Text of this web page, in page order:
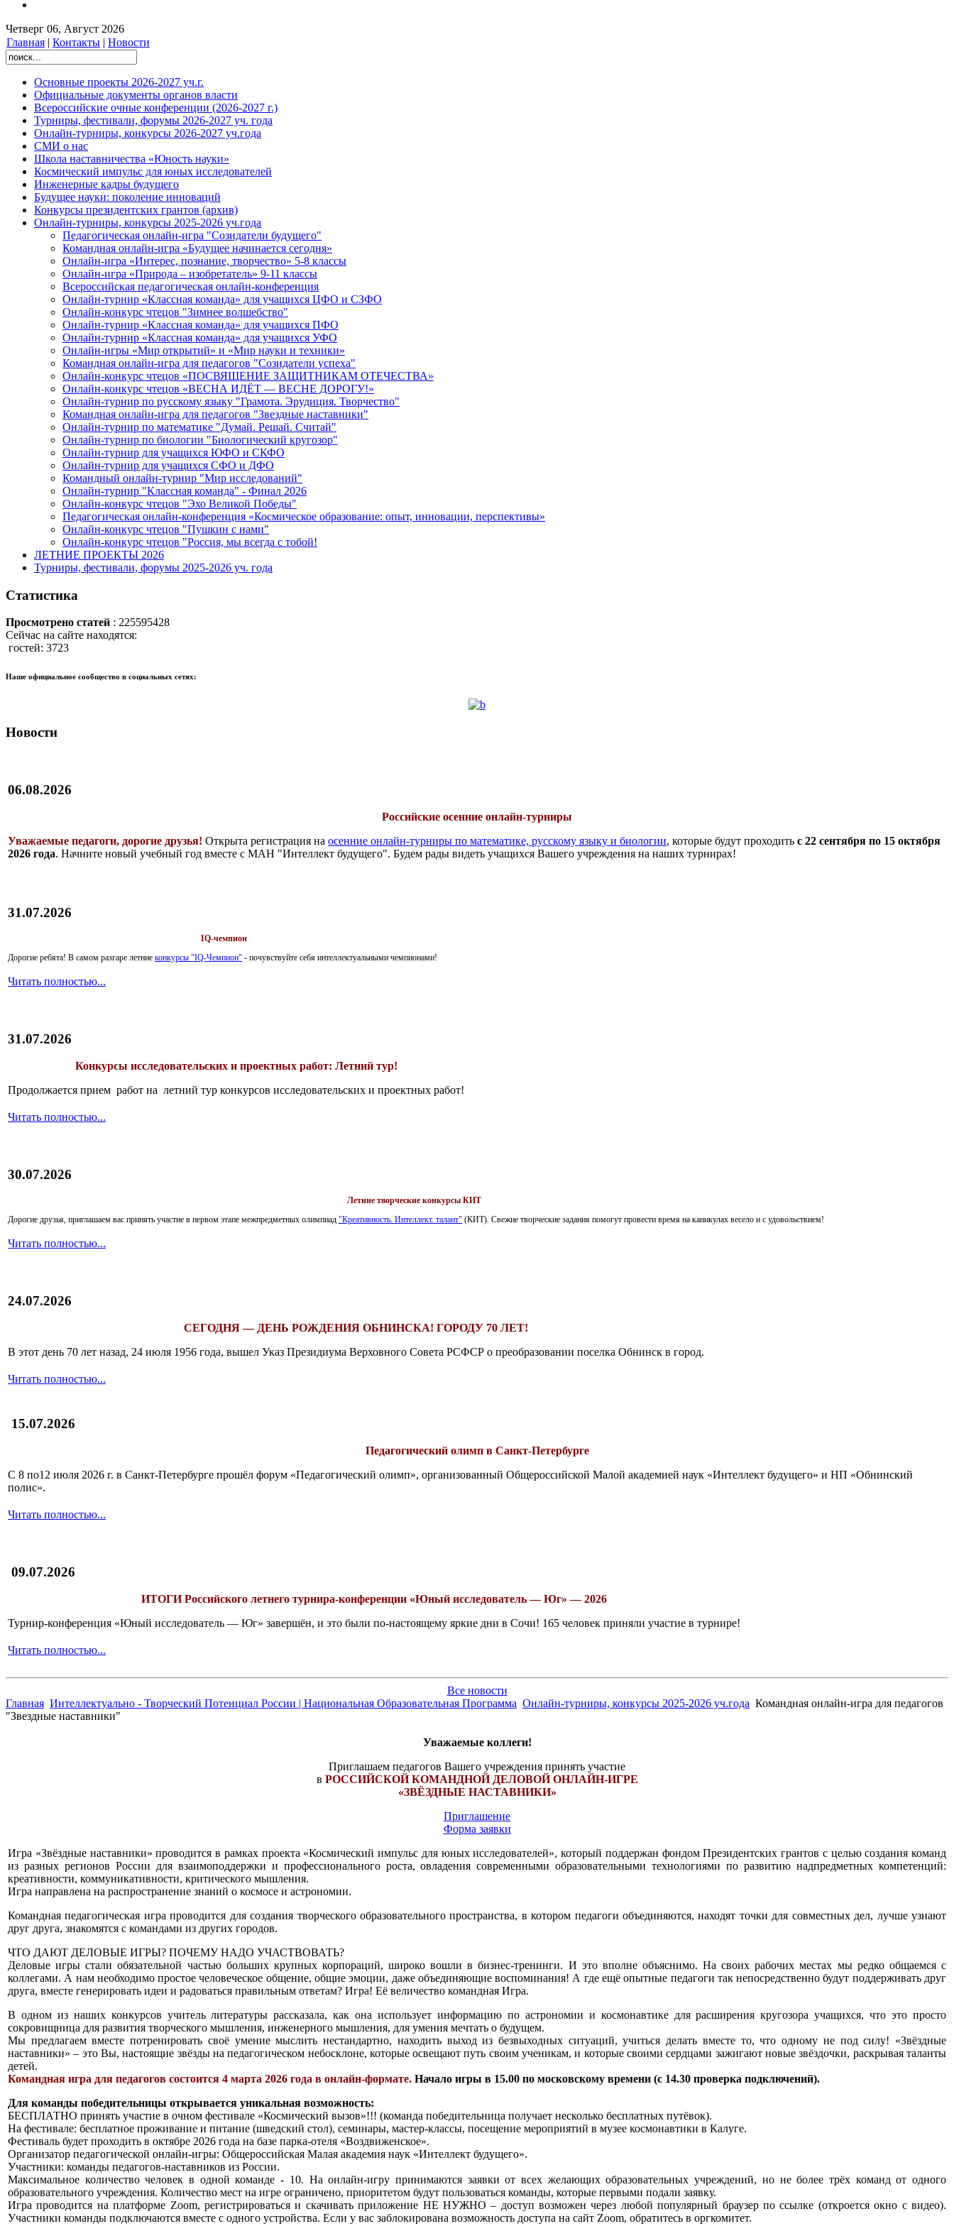
Четверг 06, Август 2026
Главная | Контакты | Новости
Основные проекты 2026-2027 уч.г.
Официальные документы органов власти
Всероссийские очные конференции (2026-2027 г.)
Турниры, фестивали, форумы 2026-2027 уч. года
Онлайн-турниры, конкурсы 2026-2027 уч.года
СМИ о нас
Школа наставничества «Юность науки»
Космический импульс для юных исследователей
Инженерные кадры будущего
Будущее науки: поколение инноваций
Конкурсы президентских грантов (архив)
Онлайн-турниры, конкурсы 2025-2026 уч.года
Педагогическая онлайн-игра "Созидатели будущего"
Командная онлайн-игра «Будущее начинается сегодня»
Онлайн-игра «Интерес, познание, творчество» 5-8 классы
Онлайн-игра «Природа – изобретатель» 9-11 классы
Всероссийская педагогическая онлайн-конференция
Онлайн-турнир «Классная команда» для учащихся ЦФО и СЗФО
Онлайн-конкурс чтецов "Зимнее волшебство"
Онлайн-турнир «Классная команда» для учащихся ПФО
Онлайн-турнир «Классная команда» для учащихся УФО
Онлайн-игры «Мир открытий» и «Мир науки и техники»
Командная онлайн-игра для педагогов "Созидатели успеха"
Онлайн-конкурс чтецов «ПОСВЯЩЕНИЕ ЗАЩИТНИКАМ ОТЕЧЕСТВА»
Онлайн-конкурс чтецов «ВЕСНА ИДЁТ — ВЕСНЕ ДОРОГУ!»
Онлайн-турнир по русскому языку "Грамота. Эрудиция. Творчество"
Командная онлайн-игра для педагогов "Звездные наставники"
Онлайн-турнир по математике "Думай. Решай. Считай"
Онлайн-турнир по биологии "Биологический кругозор"
Онлайн-турнир для учащихся ЮФО и СКФО
Онлайн-турнир для учащихся СФО и ДФО
Командный онлайн-турнир "Мир исследований"
Онлайн-турнир "Классная команда" - Финал 2026
Онлайн-конкурс чтецов "Эхо Великой Победы"
Педагогическая онлайн-конференция «Космическое образование: опыт, инновации, перспективы»
Онлайн-конкурс чтецов "Пушкин с нами"
Онлайн-конкурс чтецов "Россия, мы всегда с тобой!
ЛЕТНИЕ ПРОЕКТЫ 2026
Турниры, фестивали, форумы 2025-2026 уч. года
Статистика
Просмотрено статей : 225595428
Сейчас на сайте находятся:
гостей: 3723
Наше официальное сообщество в социальных сетях:
Новости
06.08.2026
Российские осенние онлайн-турниры
Уважаемые педагоги, дорогие друзья! Открыта регистрация на осенние онлайн-турниры по математике, русскому языку и биологии, которые будут проходить с 22 сентября по 15 октября
2026 года. Начните новый учебный год вместе с МАН "Интеллект будущего". Будем рады видеть учащихся Вашего учреждения на наших турнирах!
31.07.2026
IQ-чемпион
Дорогие ребята! В самом разгаре летние конкурсы "IQ-Чемпион" - почувствуйте себя интеллектуальными чемпионами!
Читать полностью...
31.07.2026
Конкурсы исследовательских и проектных работ: Летний тур!
Продолжается прием работ на летний тур конкурсов исследовательских и проектных работ!
Читать полностью...
30.07.2026
Летние творческие конкурсы КИТ
Дорогие друзья, приглашаем вас принять участие в первом этапе межпредметных олимпиад "Креативность. Интеллект. талант" (КИТ). Свежие творческие задания помогут провести время на каникулах весело и с удовольствием!
Читать полностью...
24.07.2026
СЕГОДНЯ — ДЕНЬ РОЖДЕНИЯ ОБНИНСКА! ГОРОДУ 70 ЛЕТ!
В этот день 70 лет назад, 24 июля 1956 года, вышел Указ Президиума Верховного Совета РСФСР о преобразовании поселка Обнинск в город.
Читать полностью...
15.07.2026
Педагогический олимп в Санкт-Петербурге
С 8 по12 июля 2026 г. в Санкт-Петербурге прошёл форум «Педагогический олимп», организованный Общероссийской Малой академией наук «Интеллект будущего» и НП «Обнинский
полис».
Читать полностью...
09.07.2026
ИТОГИРоссийского летнего турнира-конференции «Юный исследователь — Юг» — 2026
Турнир-конференция «Юный исследователь — Юг» завершён, и это были по-настоящему яркие дни в Сочи! 165 человек приняли участие в турнире!
Читать полностью...
Все новости
Главная Интеллектуально - Творческий Потенциал России | Национальная Образовательная Программа Онлайн-турниры, конкурсы 2025-2026 уч.года Командная онлайн-игра для педагогов
"Звездные наставники"
Уважаемые коллеги!
Приглашаем педагогов Вашего учреждения принять участие
в РОССИЙСКОЙ КОМАНДНОЙ ДЕЛОВОЙ ОНЛАЙН-ИГРЕ
«ЗВЁЗДНЫЕ НАСТАВНИКИ»
Приглашение
Форма заявки
Игра «Звёздные наставники» проводится в рамках проекта «Космический импульс для юных исследователей», который поддержан фондом Президентских грантов с целью создания команд
из разных регионов России для взаимоподдержки и профессионального роста, овладения современными образовательными технологиями по развитию надпредметных компетенций:
креативности, коммуникативности, критического мышления.
Игра направлена на распространение знаний о космосе и астрономии.
Командная педагогическая игра проводится для создания творческого образовательного пространства, в котором педагоги объединяются, находят точки для совместных дел, лучше узнают
друг друга, знакомятся с командами из других городов.
ЧТО ДАЮТ ДЕЛОВЫЕ ИГРЫ? ПОЧЕМУ НАДО УЧАСТВОВАТЬ?
Деловые игры стали обязательной частью больших крупных корпораций, широко вошли в бизнес-тренинги. И это вполне объяснимо. На своих рабочих местах мы редко общаемся с
коллегами. А нам необходимо простое человеческое общение, общие эмоции, даже объединяющие воспоминания! А где ещё опытные педагоги так непосредственно будут поддерживать друг
друга, вместе генерировать идеи и радоваться правильным ответам? Игра! Её величество командная Игра.
В одном из наших конкурсов учитель литературы рассказала, как она использует информацию по астрономии и космонавтике для расширения кругозора учащихся, что это просто
сокровищница для развития творческого мышления, инженерного мышления, для умения мечтать о будущем.
Мы предлагаем вместе потренировать своё умение мыслить нестандартно, находить выход из безвыходных ситуаций, учиться делать вместе то, что одному не под силу! «Звёздные
наставники» – это Вы, настоящие звёзды на педагогическом небосклоне, которые освещают путь своим ученикам, и которые своими сердцами зажигают новые звёздочки, раскрывая таланты
детей.
Командная игра для педагогов состоится 4 марта 2026 года в онлайн-формате. Начало игры в 15.00 по московскому времени (с 14.30 проверка подключений).
Для команды победительницы открывается уникальная возможность:
БЕСПЛАТНО принять участие в очном фестивале «Космический вызов»!!! (команда победительница получает несколько бесплатных путёвок).
На фестивале: бесплатное проживание и питание (шведский стол), семинары, мастер-классы, посещение мероприятий в музее космонавтики в Калуге.
Фестиваль будет проходить в октябре 2026 года на базе парка-отеля «Воздвиженское».
Организатор педагогической онлайн-игры: Общероссийская Малая академия наук «Интеллект будущего».
Участники: команды педагогов-наставников из России.
Максимальное количество человек в одной команде - 10. На онлайн-игру принимаются заявки от всех желающих образовательных учреждений, но не более трёх команд от одного
образовательного учреждения. Количество мест на игре ограничено, приоритетом будут пользоваться команды, которые первыми подали заявку.
Игра проводится на платформе Zoom, регистрироваться и скачивать приложение НЕ НУЖНО – доступ возможен через любой популярный браузер по ссылке (откроется окно с видео).
Участники команды подключаются вместе с одного устройства. Если у вас заблокирована возможность доступа на сайт Zoom, обратитесь в оргкомитет.